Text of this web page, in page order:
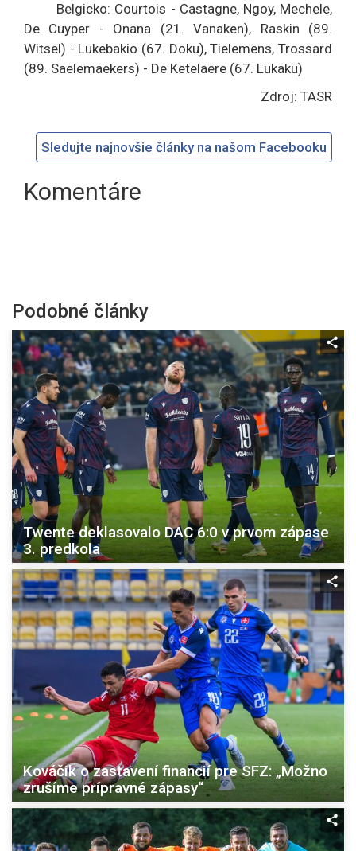
Belgicko: Courtois - Castagne, Ngoy, Mechele,
De Cuyper - Onana (21. Vanaken), Raskin (89.
Witsel) - Lukebakio (67. Doku), Tielemens, Trossard
(89. Saelemaekers) - De Ketelaere (67. Lukaku)
Zdroj: TASR
Sledujte najnovšie články na našom Facebooku
Komentáre
Podobné články
Twente deklasovalo DAC 6:0 v prvom zápase
3. predkola
Kováčik o zastavení financií pre SFZ: „Možno
zrušíme prípravné zápasy“